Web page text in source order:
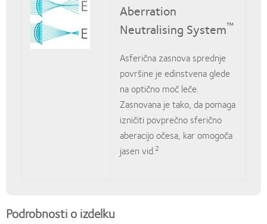
Aberration
Neutralising System™
Asferična zasnova sprednje
površine je edinstvena glede
na optično moč leče.
Zasnovana je tako, da pomaga
izničiti povprečno sferično
aberacijo očesa, kar omogoča
jasen vid.2
Podrobnosti o izdelku